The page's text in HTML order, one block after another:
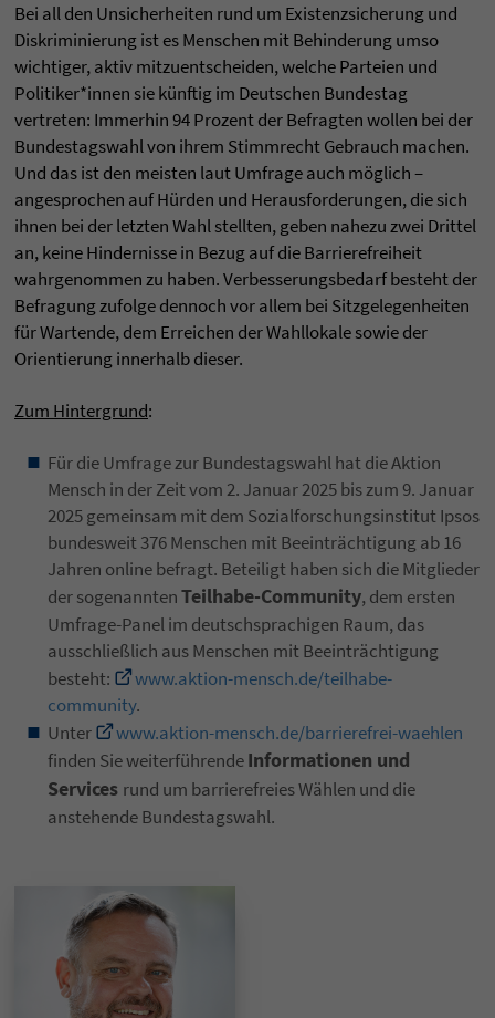
Bei all den Unsicherheiten rund um Existenzsicherung und
Diskriminierung ist es Menschen mit Behinderung umso
wichtiger, aktiv mitzuentscheiden, welche Parteien und
Politiker*innen sie künftig im Deutschen Bundestag
vertreten: Immerhin 94 Prozent der Befragten wollen bei der
Bundestagswahl von ihrem Stimmrecht Gebrauch machen.
Und das ist den meisten laut Umfrage auch möglich –
angesprochen auf Hürden und Herausforderungen, die sich
ihnen bei der letzten Wahl stellten, geben nahezu zwei Drittel
an, keine Hindernisse in Bezug auf die Barrierefreiheit
wahrgenommen zu haben. Verbesserungsbedarf besteht der
Befragung zufolge dennoch vor allem bei Sitzgelegenheiten
für Wartende, dem Erreichen der Wahllokale sowie der
Orientierung innerhalb dieser.
Zum Hintergrund:
Für die Umfrage zur Bundestagswahl hat die Aktion
Mensch in der Zeit vom 2. Januar 2025 bis zum 9. Januar
2025 gemeinsam mit dem Sozialforschungsinstitut Ipsos
bundesweit 376 Menschen mit Beeinträchtigung ab 16
Jahren online befragt. Beteiligt haben sich die Mitglieder
der sogenanntenTeilhabe-Community, dem ersten
Umfrage-Panel im deutschsprachigen Raum, das
ausschließlich aus Menschen mit Beeinträchtigung
besteht:
www.aktion-mensch.de/teilhabe-
community.
Unter
www.aktion-mensch.de/barrierefrei-waehlen
finden Sie weiterführendeInformationen und
Services rund um barrierefreies Wählen und die
anstehende Bundestagswahl.